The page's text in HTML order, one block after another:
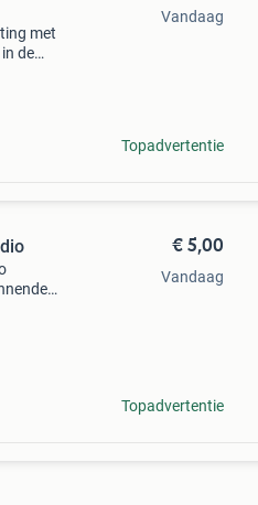
met
de
Vandaag
Topadvertentie
€ 5,00
Vandaag
Topadvertentie